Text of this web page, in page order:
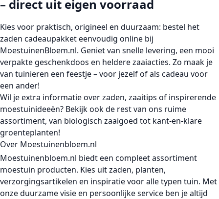
– direct uit eigen voorraad
Kies voor praktisch, origineel en duurzaam: bestel het
zaden cadeaupakketeenvoudig online bij
MoestuinenBloem.nl. Geniet van snelle levering, een mooi
verpakte geschenkdoos en heldere zaaiacties. Zo maak je
van tuinieren een feestje – voor jezelf of als cadeau voor
een ander!
Wil je extra informatie over zaden, zaaitips of inspirerende
moestuinideeën? Bekijk ook de rest van ons ruime
assortiment, van biologisch zaaigoed tot kant-en-klare
groenteplanten!
Over Moestuinenbloem.nl
Moestuinenbloem.nl biedt een compleet assortiment
moestuin producten. Kies uit zaden, planten,
verzorgingsartikelen en inspiratie voor alle typen tuin. Met
onze duurzame visie en persoonlijke service ben je altijd